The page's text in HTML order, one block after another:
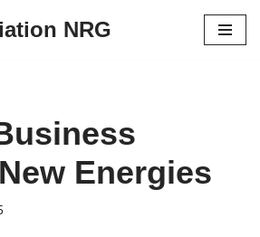
NRG
Energies